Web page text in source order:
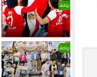
رياضة
رياضة